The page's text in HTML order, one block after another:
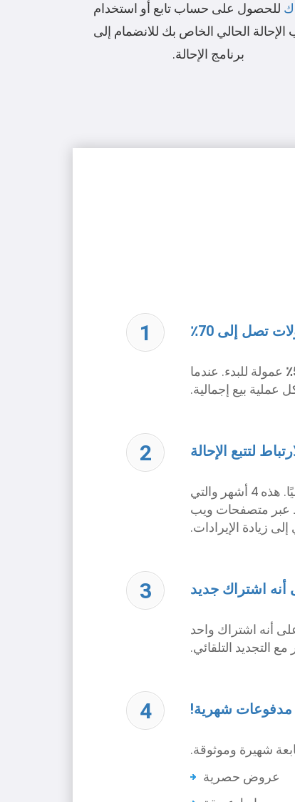
للحصول على حساب تابع أو استخدام
الحالي الخاص بك للانضمام إلى
برنامج الإحالة.
تصل إلى 70٪
عمولة للبدء. عندما
عملية بيع إجمالية.
عندما يتبع الزائر رابطًا أو لافتة من موقعك ، فإننا نتتبع معرف التابع الخاص بك لمدة 120 يومًا تقويميًا. هذه 4 أشهر والتي
عبر متصفحات ويب
زيادة الإيرادات.
اشتراك جديد
أنه اشتراك واحد
التجديد التلقائي.
مدفوعات شهرية!
شهيرة وموثوقة.
عروض حصرية